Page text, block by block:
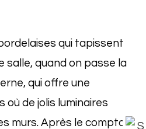
qui tapissent
salle, quand on passe la
qui offre une
où de jolis luminaires
murs. Après le comptoir,